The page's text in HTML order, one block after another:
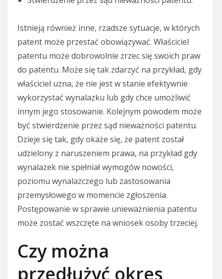
Istnieją również inne, rzadsze sytuacje, w których
patent może przestać obowiązywać. Właściciel
patentu może dobrowolnie zrzec się swoich praw
do patentu. Może się tak zdarzyć na przykład, gdy
właściciel uzna, że nie jest w stanie efektywnie
wykorzystać wynalazku lub gdy chce umożliwić
innym jego stosowanie. Kolejnym powodem może
być stwierdzenie przez sąd nieważności patentu.
Dzieje się tak, gdy okaże się, że patent został
udzielony z naruszeniem prawa, na przykład gdy
wynalazek nie spełniał wymogów nowości,
poziomu wynalazczego lub zastosowania
przemysłowego w momencie zgłoszenia.
Postępowanie w sprawie unieważnienia patentu
może zostać wszczęte na wniosek osoby trzeciej.
Czy można
przedłużyć okres